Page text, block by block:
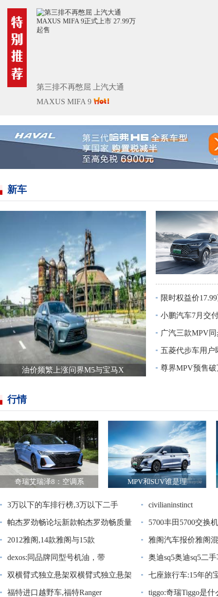
第三排不再憋屈 上汽大通
MAXUS MIFA 9
新车
油价频繁上涨问界M5与宝马X
限时权益价
小鹏汽车7月交
广汽三款MPV
五菱代步车用户
尊界MPV预售
行情
奇瑞艾瑞泽8：空调系 MPV和SUV谁是理
3万以下的车排行榜,3万以下二手 civilianinstinct
帕杰罗劲畅论坛新款帕杰罗劲畅质量 5700丰田5700交换机
2012雅阁,14款雅阁与15款 雅阁汽车报价雅阁
dexos:同品牌同型号机油，带 奥迪sq5奥迪sq5二
双横臂式独立悬架双横臂式独立悬架 七座旅行车:15年的
福特进口越野车,福特Ranger tiggo:奇瑞Tiggo是什